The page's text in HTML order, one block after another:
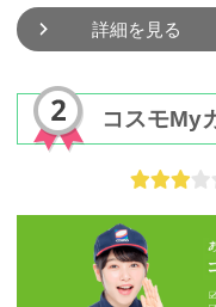
詳細を見る
コスモMy